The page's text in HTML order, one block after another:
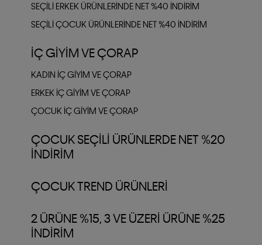
SEÇILI ERKEK ÜRÜNLERINDE NET %40 İNDIRIM
SEÇILI ÇOCUK ÜRÜNLERINDE NET %40 İNDIRIM
İÇ GIYIM VE ÇORAP
KADIN İÇ GIYIM VE ÇORAP
ERKEK İÇ GIYIM VE ÇORAP
ÇOCUK İÇ GIYIM VE ÇORAP
ÇOCUK SEÇILI ÜRÜNLERDE NET %20
İNDIRIM
ÇOCUK TREND ÜRÜNLERI
2 ÜRÜNE %15, 3 VE ÜZERI ÜRÜNE %25
INDIRIM